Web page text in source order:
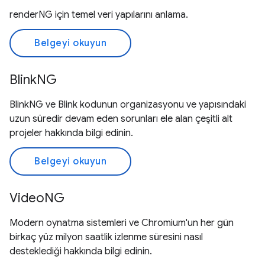
renderNG için temel veri yapılarını anlama.
Belgeyi okuyun
BlinkNG
BlinkNG ve Blink kodunun organizasyonu ve yapısındaki
uzun süredir devam eden sorunları ele alan çeşitli alt
projeler hakkında bilgi edinin.
Belgeyi okuyun
VideoNG
Modern oynatma sistemleri ve Chromium'un her gün
birkaç yüz milyon saatlik izlenme süresini nasıl
desteklediği hakkında bilgi edinin.